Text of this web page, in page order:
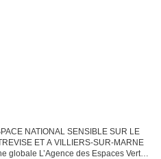
NATIONAL SENSIBLE SUR LE
ET A VILLIERS-SUR-MARNE
globale L’Agence des Espaces Verts